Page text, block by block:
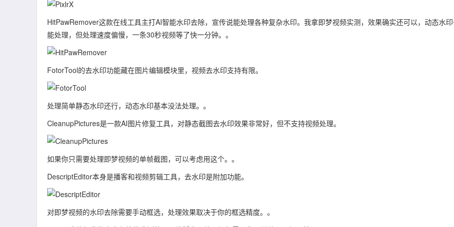
HitPawRemover这款在线工具主打AI智能水印去除，宣传说能处理各种复杂水印。我拿即梦视频实测，效果确实还可以，动态水
能处理，但处理速度偏慢，一条30秒视频等了快一分钟。。
FotorTool的去水印功能藏在图片编辑模块里，视频去水印支持有限。
处理简单静态水印还行，动态水印基本没法处理。。
CleanupPictures是一款AI图片修复工具，对静态截图去水印效果非常好，但不支持视频处理。
如果你只需要处理即梦视频的单帧截图，可以考虑用这个。。
DescriptEditor本身是播客和视频剪辑工具，去水印是附加功能。
对即梦视频的水印去除需要手动框选，处理效果取决于你的框选精度。。